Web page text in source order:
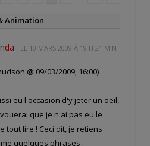
Animation
LE 10 MARS 2009 À 19 H 21 MIN
@ 09/03/2009, 16:00)
eu l'occasion d'y jeter un oeil,
que je n'ai pas eu le
tout lire ! Ceci dit, je retiens
quelques phrases :